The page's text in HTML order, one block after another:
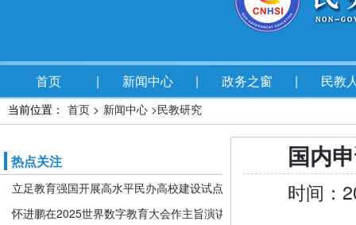
首页 新闻中心 政务之窗 民教
当前位置： 首页 > 新闻中心 >民教研究
热点关注
立足教育强国开展高水平民办高校建设试点
怀进鹏在2025世界数字教育大会作主旨演讲
国内
时间：